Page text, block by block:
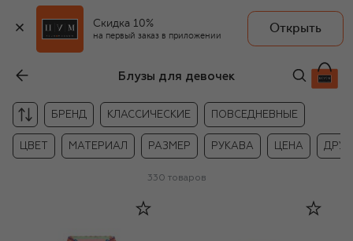
Скидка 10%
на первый заказ в приложении
Открыть
Блузы для девочек
БРЕНД КЛАССИЧЕСКИЕ ПОВСЕДНЕВНЫЕ
ЦВЕТ МАТЕРИАЛ РАЗМЕР РУКАВА ЦЕНА
330 товаров